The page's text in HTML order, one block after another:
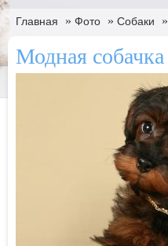
Главная » Фото » Собаки »
Модная собачка